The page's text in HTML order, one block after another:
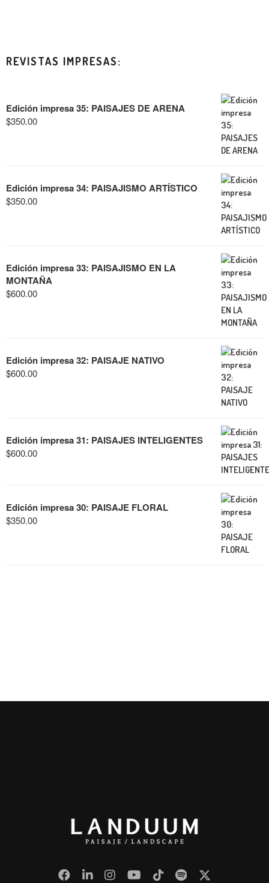
REVISTAS IMPRESAS:
Edición impresa 35: PAISAJES DE ARENA
$350.00
Edición impresa 34: PAISAJISMO ARTÍSTICO
$350.00
Edición impresa 33: PAISAJISMO EN LA
MONTAÑA
$600.00
Edición impresa 32: PAISAJE NATIVO
$600.00
Edición impresa 31: PAISAJES INTELIGENTES
$600.00
Edición impresa 30: PAISAJE FLORAL
$350.00